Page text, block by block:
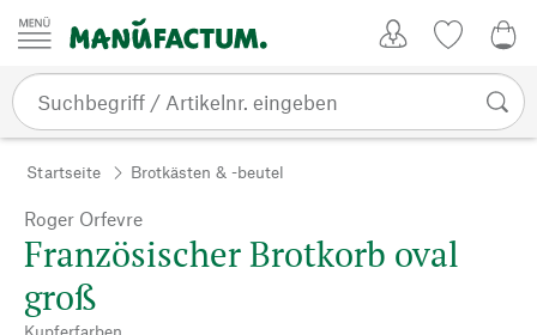
Zum Inhalt springen
Startseite Brotkästen & -beutel
Roger Orfevre
Französischer Brotkorb oval
groß
Kupferfarben